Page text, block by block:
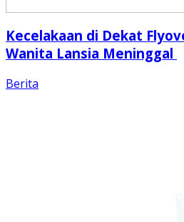
Kecelakaan di Dekat
Wanita Lansia Meninggal
Berita